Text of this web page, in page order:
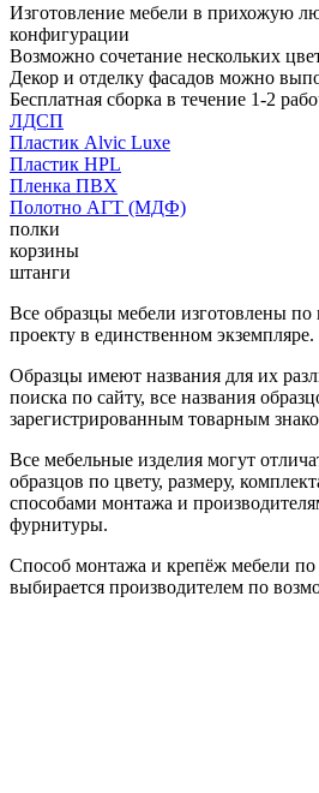
Изготовление мебели в прихожую
конфигурации
Возможно сочетание нескольких
Декор и отделку фасадов можно
Бесплатная сборка в течение 1-2
ЛДСП
Пластик Alvic Luxe
Пластик HPL
Пленка ПВХ
Полотно АГТ (МДФ)
полки
корзины
штанги
Все образцы мебели изготовлены
проекту в единственном экземпляре.
Образцы имеют названия для их
поиска по сайту, все названия
зарегистрированным товарным
Все мебельные изделия могут
образцов по цвету, размеру,
способами монтажа и
фурнитуры.
Способ монтажа и крепёж мебели по
выбирается производителем по